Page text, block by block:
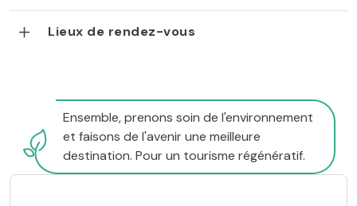
Lieux de rendez-vous
Ensemble, prenons soin de l'environnement
et faisons de l'avenir une meilleure
destination. Pour un tourisme régénératif.